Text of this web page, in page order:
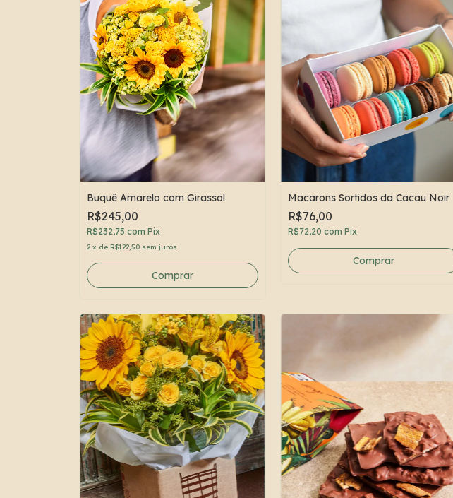
Buquê Amarelo com Girassol
R$245,00
R$232,75 com Pix
2 x de R$122,50 sem juros
Comprar
Macarons Sortidos da Cacau Noir
R$76,00
R$72,20 com Pix